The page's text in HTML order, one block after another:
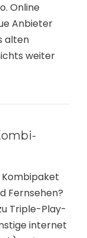
Online
Anbieter
alten
weiter
Kombipaket
Fernsehen?
Triple-Play-
internet